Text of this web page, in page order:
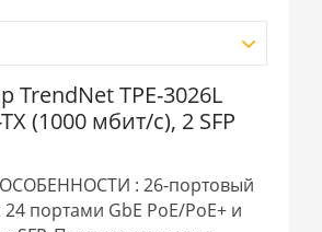
TrendNet TPE-3026L
(1000 мбит/с), 2 SFP
: 26-портовый
портами GbE PoE/PoE+ и